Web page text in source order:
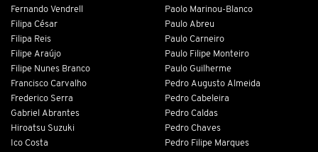
Fernando Vendrell
Filipa César
Filipa Reis
Filipe Araújo
Filipe Nunes Branco
Francisco Carvalho
Frederico Serra
Gabriel Abrantes
Hiroatsu Suzuki
Ico Costa
Paolo Marinou-Blanco
Paulo Abreu
Paulo Carneiro
Paulo Filipe Monteiro
Paulo Guilherme
Pedro Augusto Almeida
Pedro Cabeleira
Pedro Caldas
Pedro Chaves
Pedro Filipe Marques